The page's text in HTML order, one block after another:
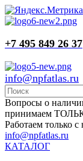
+7 495 849 26 37
info@npfatlas.ru
Вопросы о
принимаем
Работаем только
info@npfatlas.ru
КАТАЛОГ